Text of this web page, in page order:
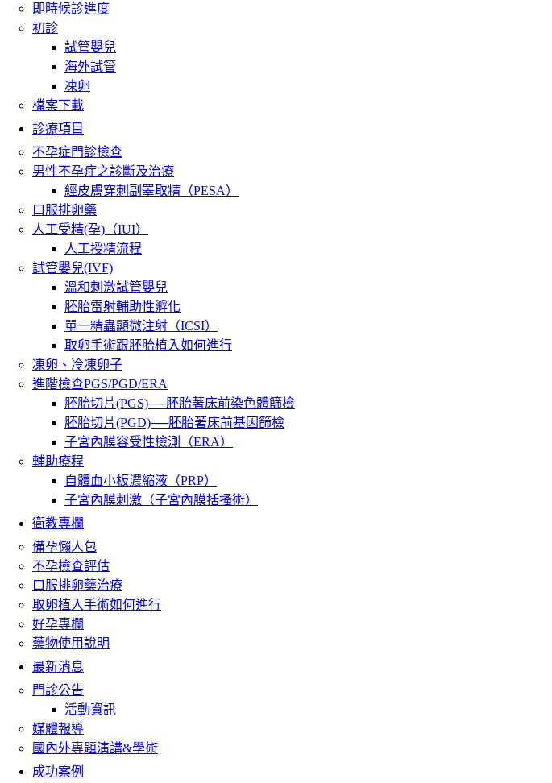
即時候診進度
初診
試管嬰兒
海外試管
凍卵
檔案下載
診療項目
不孕症門診檢查
男性不孕症之診斷及治療
經皮膚穿刺副睪取精（PESA）
口服排卵藥
人工受精(孕)（IUI）
人工授精流程
試管嬰兒(IVF)
溫和刺激試管嬰兒
胚胎雷射輔助性孵化
單一精蟲顯微注射（ICSI）
取卵手術跟胚胎植入如何進行
凍卵、冷凍卵子
進階檢查PGS/PGD/ERA
胚胎切片(PGS)──胚胎著床前染色體篩檢
胚胎切片(PGD)──胚胎著床前基因篩檢
子宮內膜容受性檢測（ERA）
輔助療程
自體血小板濃縮液（PRP）
子宮內膜刺激（子宮內膜括搔術）
衛教專欄
備孕懶人包
不孕檢查評估
口服排卵藥治療
取卵植入手術如何進行
好孕專欄
藥物使用說明
最新消息
門診公告
活動資訊
媒體報導
國內外專題演講&學術
成功案例